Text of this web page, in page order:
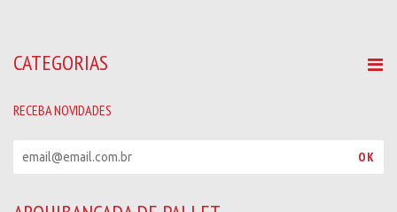
CATEGORIAS
RECEBA NOVIDADES
OK